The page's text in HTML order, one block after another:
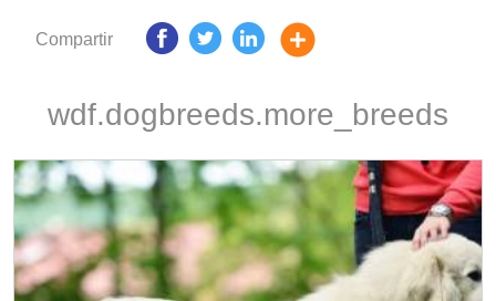
Compartir
wdf.dogbreeds.more_breeds